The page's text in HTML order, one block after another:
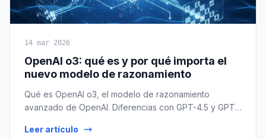
14 mar 2026
OpenAI o3: qué es y por qué importa el
nuevo modelo de razonamiento
Qué es OpenAI o3, el modelo de razonamiento
avanzado de OpenAI. Diferencias con GPT-4.5 y GPT-
cuándo usarlo y comparación con Claude Opus.
Leer artículo